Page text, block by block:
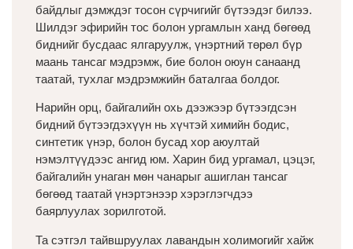
байдлыг дэмждэг тосон сүрчигийг бүтээдэг билээ.
Шилдэг эфирийн тос болон ургамлын ханд бөгөөд
биднийг бусдаас ялгаруулж, үнэртний төрөл бүр
маань тансаг мэдрэмж, бие болон оюун санаанд
таатай, тухлаг мэдрэмжийн баталгаа болдог.
Нарийн орц, байгалийн охь дээжээр бүтээгдсэн
бидний бүтээгдэхүүн нь хүчтэй химийн бодис,
синтетик үнэр, болон бусад хор аюултай
нэмэлтүүдээс ангид юм. Харин бид ургамал, цэцэг,
байгалийн унаган мөн чанарыг ашиглан тансаг
бөгөөд таатай үнэртэнээр хэрэглэгчдээ
баярлуулах зорилготой.
Та сэтгэл тайвшруулах лавандын холимогийг хайж